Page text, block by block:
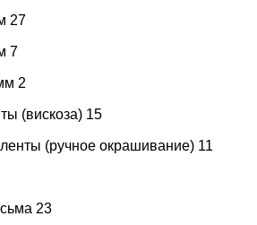
27
7
2
(вискоза) 15
(ручное окрашивание) 11
23